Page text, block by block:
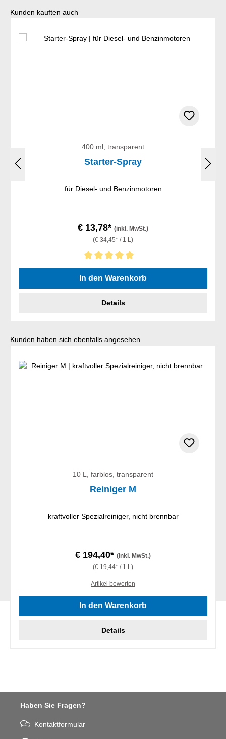
Produktgalerie überspringen
Kunden kauften auch
400 ml, transparent
Starter-Spray
für Diesel- und Benzinmotoren
€ 13,78* (inkl. MwSt.)
(€ 34,45* / 1 L)
Durchschnittliche Bewertung von 5 von 5 Sternen
In den Warenkorb
Details
Produktgalerie überspringen
Kunden haben sich ebenfalls angesehen
10 L, farblos, transparent
Reiniger M
kraftvoller Spezialreiniger, nicht brennbar
€ 194,40* (inkl. MwSt.)
(€ 19,44* / 1 L)
Artikel bewerten
In den Warenkorb
Details
Haben Sie Fragen?
Kontaktformular